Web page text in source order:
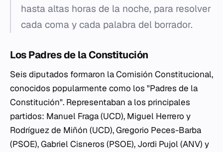
hasta altas horas de la noche, para resolver
cada coma y cada palabra del borrador.
Los Padres de la Constitución
Seis diputados formaron la Comisión Constitucional,
conocidos popularmente como los "Padres de la
Constitución". Representaban a los principales
partidos: Manuel Fraga (UCD), Miguel Herrero y
Rodríguez de Miñón (UCD), Gregorio Peces-Barba
(PSOE), Gabriel Cisneros (PSOE), Jordi Pujol (ANV) y